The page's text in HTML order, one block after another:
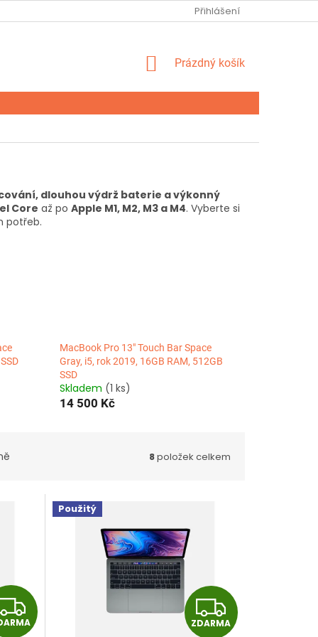
FORMULÁŘ ODSTOUPENÍ OD SMLOUVY FORMULÁŘ
Přihlášení
NÁKUPNÍ
Prázdný košík
dlouhou výdrž baterie a výkonný
Core až po Apple M1, M2, M3 a M4. Vyberte si
potřeb.
MacBook Pro 13" Touch Bar Space
Gray, i5, rok 2019, 16GB RAM, 512GB
SSD
Skladem (1 ks)
14 500 Kč
8položek celkem
Z
Použitý
Z
ZDARMA